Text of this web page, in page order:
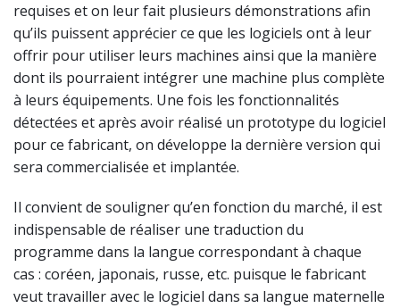
requises et on leur fait plusieurs démonstrations afin
qu’ils puissent apprécier ce que les logiciels ont à leur
offrir pour utiliser leurs machines ainsi que la manière
dont ils pourraient intégrer une machine plus complète
à leurs équipements. Une fois les fonctionnalités
détectées et après avoir réalisé un prototype du logiciel
pour ce fabricant, on développe la dernière version qui
sera commercialisée et implantée.
Il convient de souligner qu’en fonction du marché, il est
indispensable de réaliser une traduction du
programme dans la langue correspondant à chaque
cas : coréen, japonais, russe, etc. puisque le fabricant
veut travailler avec le logiciel dans sa langue maternelle